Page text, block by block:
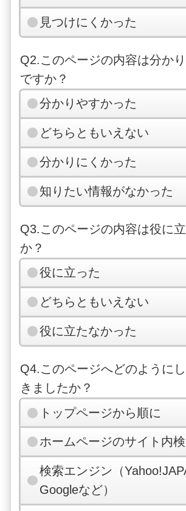
見つけにくかった
Q2.このページの内容は分か
ですか？
分かりやすかった
どちらともいえない
分かりにくかった
知りたい情報がなかった
Q3.このページの内容は役に
か？
役に立った
どちらともいえない
役に立たなかった
Q4.このページへどのように
きましたか？
トップページから順に
ホームページのサイト内
検索エンジン（
Googleなど）